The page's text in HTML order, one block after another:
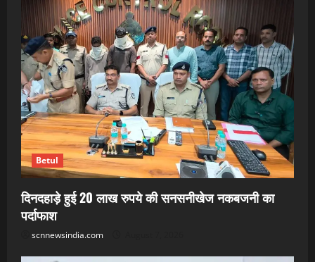
Betul
दिनदहाड़े हुई 20 लाख रुपये की सनसनीखेज नकबजनी का
पर्दाफाश
scnnewsindia.com